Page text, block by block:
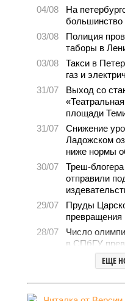
04/08
На
большинство
03/08
Полиция
таборы в
03/08
Такси в
газ и
31/07
Выход со
площади
31/07
Снижение
Ладожском
ниже нормы
30/07
Треш-
отправили
29/07
Пруды
превращения
28/07
Число
в СПбГУ
бюджетных
Рейды
неформалов
ЕЩЕ